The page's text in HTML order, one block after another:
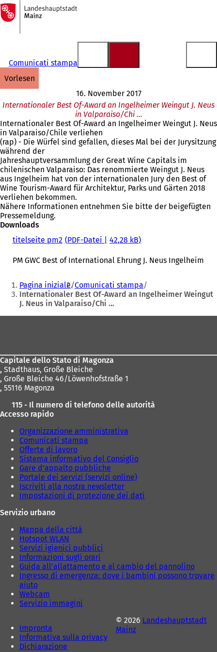
Inhalt anspringen
Zur
Startseite
Comunicati stampa
vorlesen
16. November 2017
Internationaler Best Of-Award an Ingelheimer Weingut J. Neus
in Valparaiso/Chi …
Internationaler Best Of-Award an Ingelheimer Weingut J. Neus
in Valparaiso/Chile verliehen
(rap) - Die Würfel sind gefallen, dieses Mal bei der Jurysitzung
während der
Jahreshauptversammlung der Great Wine Capitals im
chilenischen Valparaiso: Das renommierte Weingut J. Neus
aus Ingelheim hat von der internationalen Jury den Best of
Wine Tourism-Award für Architektur, Parks und Gärten 2018
verliehen bekommen.
Nähere Informationen entnehmen Sie bitte der beigefügten
Pressemeldung.
Downloads
titelseite pm2
PDF-Datei 42,28 kB
PM GWC Best of International Ehrung J. Neus Ingelheim
Sie
befinden
sich
hier:
Pagina iniziale Comunicati stampa
Internationaler Best Of-Award an Ingelheimer Weingut
J. Neus in Valparaiso/Chi …
Capitale dello Stato di Magonza
, Stadthaus, Große Bleiche
, Große Bleiche 46/Löwenhofstraße 1
, 55116 Magonza
115 - Il numero di telefono delle autorità
Accesso rapido
Organizzazione amministrativa
Comunicati stampa
Offerte di lavoro
Sistema informativo del Consiglio
Gare d'appalto pubbliche
Portale dei servizi (servizi online)
Iscriviti alla nostra newsletter
Impostazioni di protezione dei dati
Servizio urbano
Mappa della città
Hotspot WLAN
Servizi igienici pubblici
Informazioni sugli orari
Guida all'allattamento e al cambio del pannolino
Ingresso di emergenza: dove i bambini possono trovare
aiuto
Webcam
Servizio immagini
Impronta
Informativa sulla privacy
Dichiarazione
© 2026 Landeshauptstadt
Mainz